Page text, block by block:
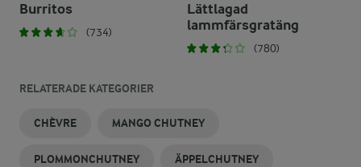
Burritos
(734)
Lättlagad
lammfärsgratäng
(780)
RELATERADE KATEGORIER
CHÈVRE MANGO CHUTNEY
PLOMMONCHUTNEY ÄPPELCHUTNEY